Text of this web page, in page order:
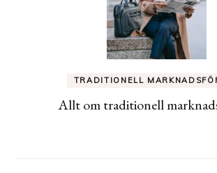
TRADITIONELL
Allt om traditionell